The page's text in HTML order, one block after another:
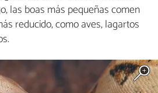
las boas más pequeñas comen
reducido, como aves, lagartos